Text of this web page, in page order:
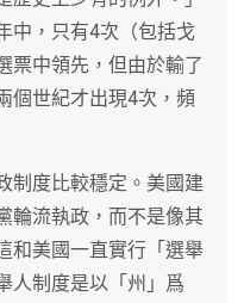
中，只有4次（包括戈
票中領先，但由於輸了
個世紀才出現4次，頻
制度比較穩定。美國建
輪流執政，而不是像其
和美國一直實行「選舉
人制度是以「州」爲